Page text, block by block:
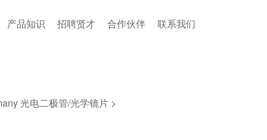
产品知识 招聘贤才 合作伙伴 联系我们
光电二极管/光学镜片 >